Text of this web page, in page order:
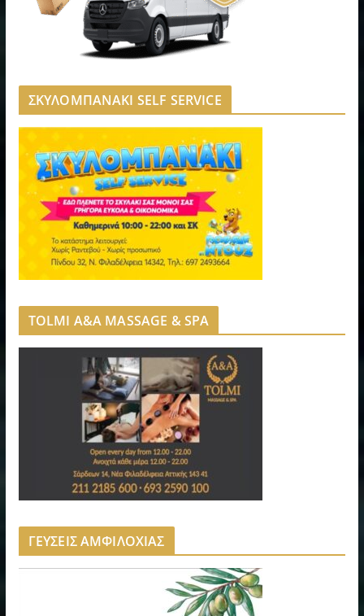
ΣΚΥΛΟΜΠΑΝΑΚΙ SELF SERVICE
TOLMI A&A MASSAGE & SPA
ΓΕΥΣΕΙΣ ΑΜΦΙΛΟΧΙΑΣ